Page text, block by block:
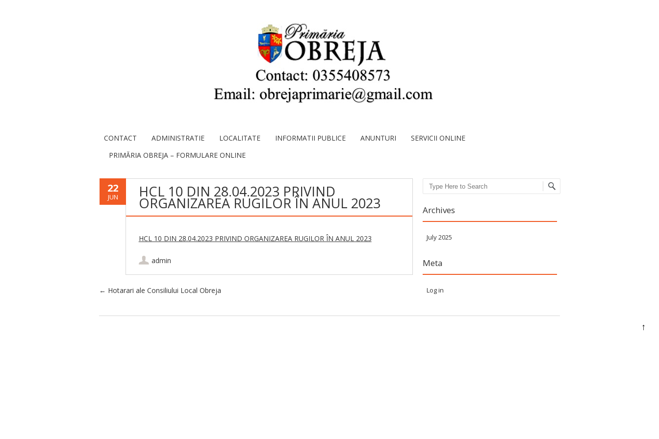
CONTACT ADMINISTRATIE LOCALITATE INFORMATII PUBLICE ANUNTURI
SERVICII ONLINE
PRIMĂRIA OBREJA – FORMULARE ONLINE
22
JUN HCL 10 DIN 28.04.2023 PRIVIND
ORGANIZAREA RUGILOR ÎN ANUL 2023
HCL 10 DIN 28.04.2023 PRIVIND ORGANIZAREA RUGILOR ÎN ANUL 2023
admin
Post navigation
← Hotarari ale Consiliului Local Obreja
Search
Archives
July 2025
Meta
Log in
↑